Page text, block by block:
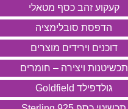
קעקוע זהב כסף מטאלי
הדפסת סובלימציה
דוכנים וירידים מוצרים
תכשיטנות ויצירה – חומרים
גולדפילד Goldfield